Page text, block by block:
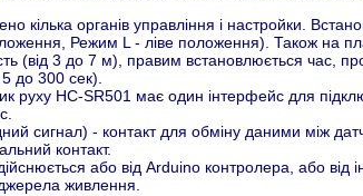
кілька органів управління і настройки.
Режим L - ліве положення). Також на
(від 3 до 7 м), правим встановлюється час,
до 300 сек).
руху HC-SR501 має один інтерфейс для
сигнал) - контакт для обміну даними між
контакт.
або від Arduino контролера, або від
живлення.